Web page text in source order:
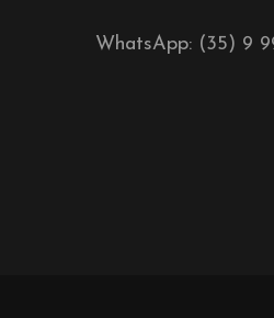
WhatsApp: (35) 9